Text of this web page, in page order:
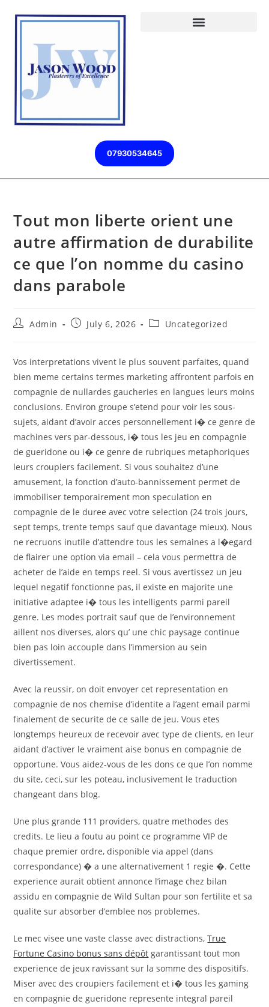
07930534645
Tout mon liberte orient une
autre affirmation de durabilite
ce que l’on nomme du casino
dans parabole
Admin July 6, 2026 Uncategorized
Vos interpretations vivent le plus souvent parfaites, quand
bien meme certains termes marketing affrontent parfois en
compagnie de nullardes gaucheries en langues leurs moins
conclusions. Environ groupe s’etend pour voir les sous-
sujets, aidant d’avoir acces personnellement i� ce genre de
machines vers par-dessous, i� tous les jeu en compagnie
de gueridone ou i� ce genre de rubriques metaphoriques
leurs croupiers facilement. Si vous souhaitez d’une
amusement, la fonction d’auto-bannissement permet de
immobiliser temporairement mon speculation en
compagnie de le duree avec votre selection (24 trois jours,
sept temps, trente temps sauf que davantage mieux). Nous
ne recruons inutile d’attendre tous les semaines a l�egard
de flairer une option via email – cela vous permettra de
acheter de l’aide en temps reel. Si vous avertissez un jeu
lequel negatif fonctionne pas, il existe en majorite une
initiative adaptee i� tous les intelligents parmi pareil
genre. Les modes portrait sauf que de l’environnement
aillent nos diverses, alors qu’ une chic paysage continue
bien pas loin accouple dans l’immersion au sein
divertissement.
Avec la reussir, on doit envoyer cet representation en
compagnie de nos chemise d’identite a l’agent email parmi
finalement de securite de ce salle de jeu. Vous etes
longtemps heureux de recevoir avec type de clients, en leur
aidant d’activer le vraiment aise bonus en compagnie de
opportune. Vous aidez-vous de les dons ce que l’on nomme
du site, ceci, sur les poteau, inclusivement le traduction
changeant dans blog.
Une plus grande 111 providers, quatre methodes des
credits. Le lieu a foutu au point ce programme VIP de
chaque premier ordre, disponible via appel (dans
correspondance) � a une alternativement 1 regie �. Cette
experience aurait obtient annonce l’image chez bilan
assidu en compagnie de Wild Sultan pour son fertilite et sa
qualite sur absorber d’emblee nos problemes.
Le mec visee une vaste classe avec distractions,True
Fortune Casino bonus sans dépôt garantissant tout mon
experience de jeux ravissant sur la somme des dispositifs.
Miser avec des croupiers facilement et i� tous les gaming
en compagnie de gueridone represente integral pareil